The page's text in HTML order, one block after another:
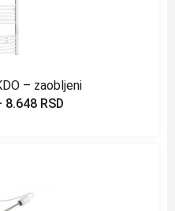
– zaobljeni
8.648 RSD